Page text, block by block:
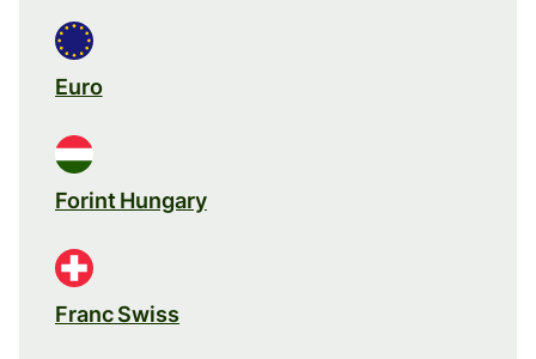
Euro
Forint Hungary
Franc Swiss